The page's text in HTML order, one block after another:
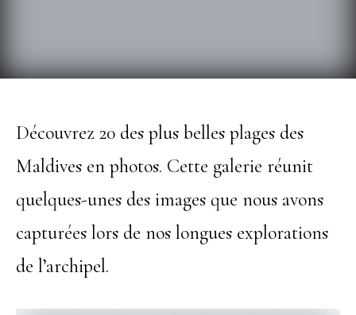
Découvrez 20 des plus belles plages des
Maldives en photos. Cette galerie réunit
quelques-unes des images que nous avons
capturées lors de nos longues explorations
de l’archipel.